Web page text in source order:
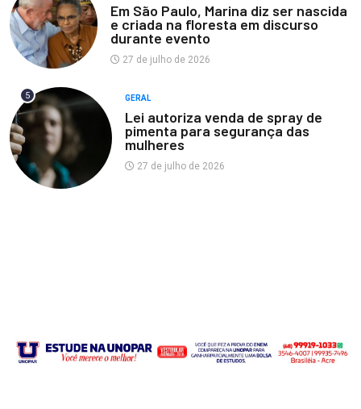
Em São Paulo, Marina diz ser nascida
e criada na floresta em discurso
durante evento
27 de julho de 2026
5 GERAL
Lei autoriza venda de spray de
pimenta para segurança das
mulheres
27 de julho de 2026